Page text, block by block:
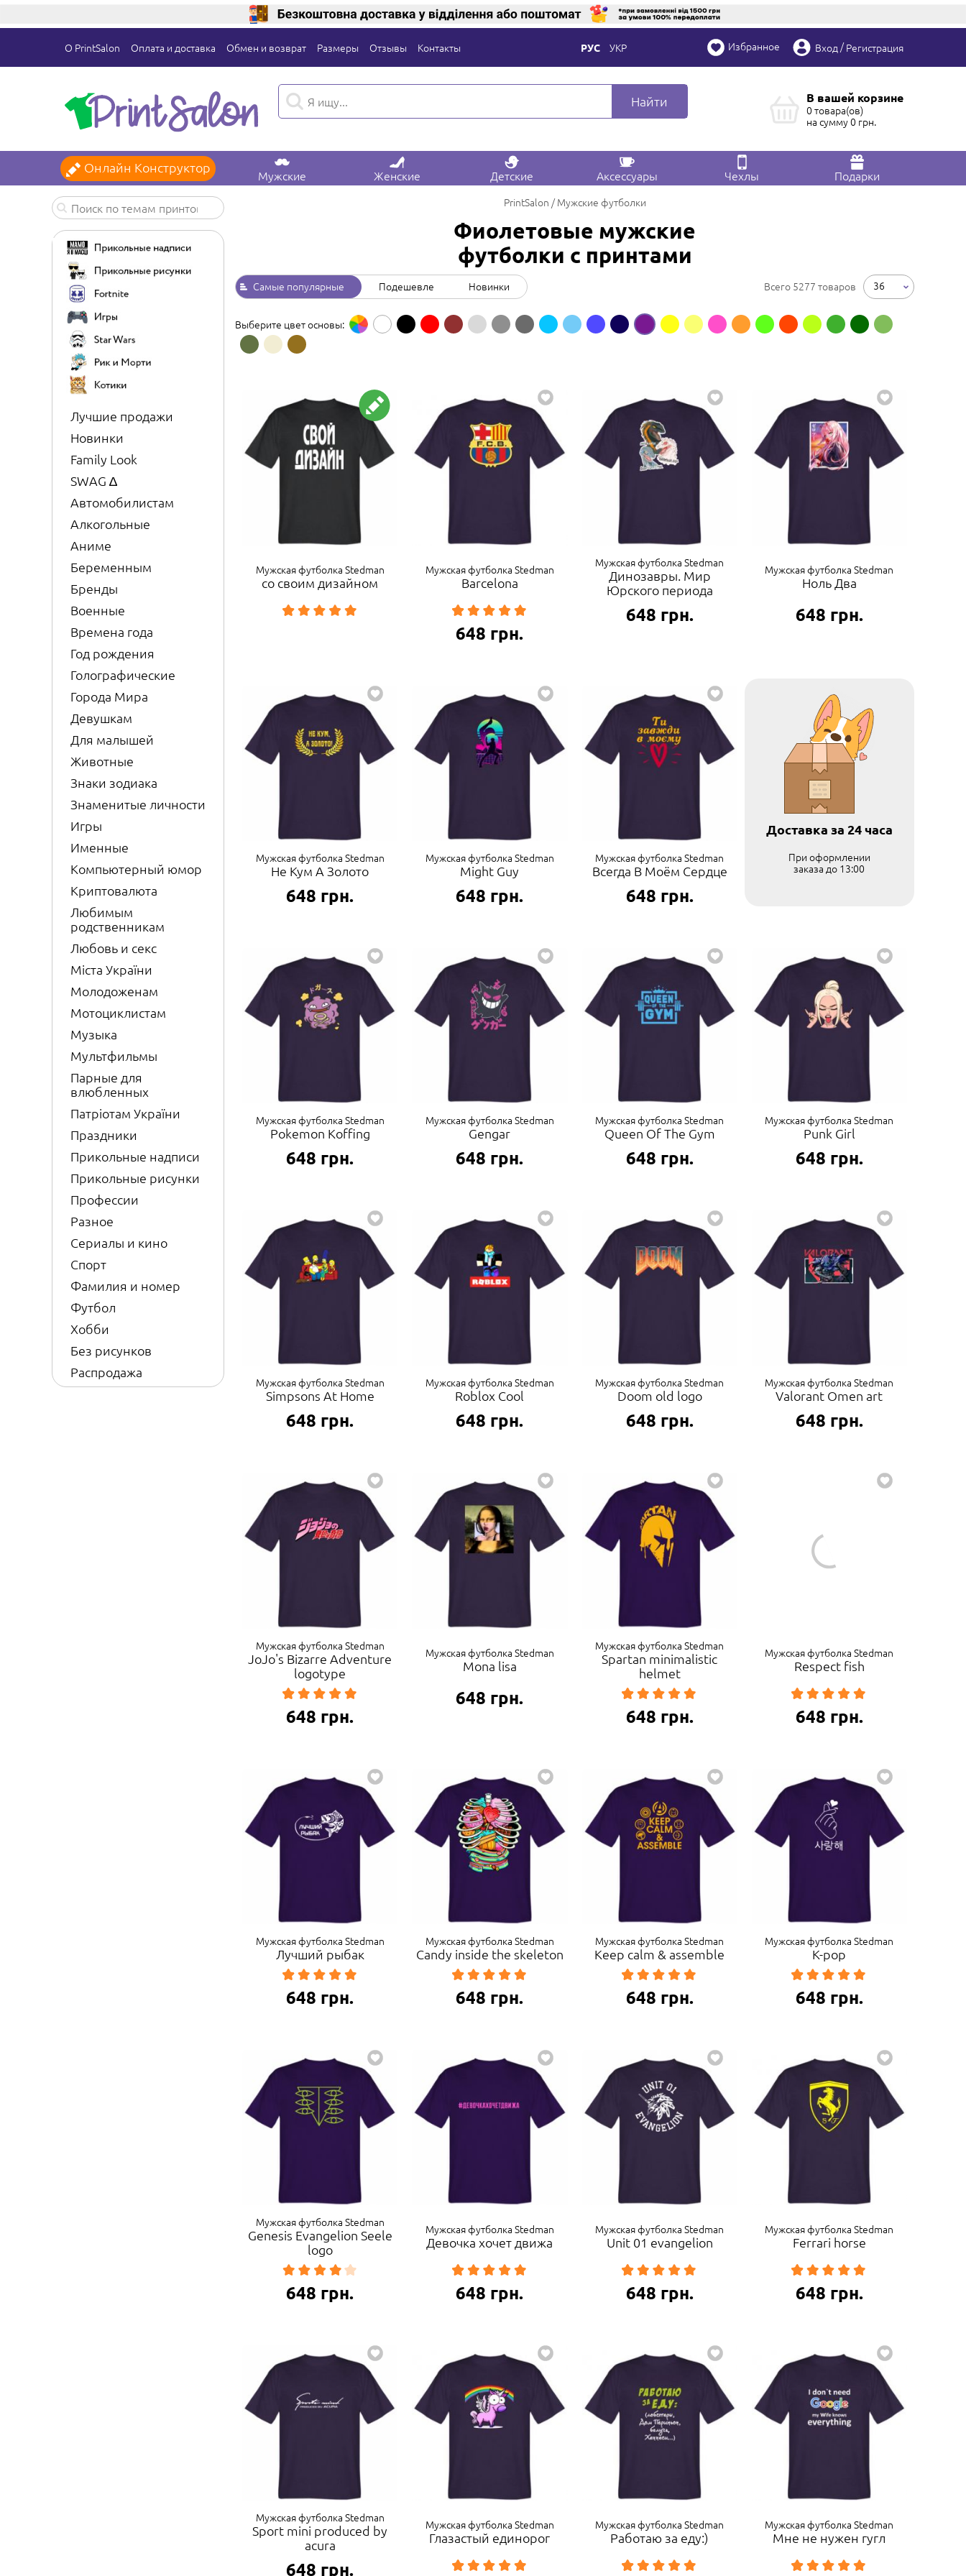
О PrintSalon Оплата и доставка Обмен и возврат Размеры Отзывы Контакты РУС УКР Избранное Вход /Регистрация
Найти В вашей корзине
0 товара(ов)
на сумму0 грн.
Онлайн Конструктор
Мужские Женские Детские Аксессуары Чехлы Подарки
Лучшие продажи
Новинки
Family Look
SWAG ∆
Автомобилистам
Алкогольные
Аниме
Беременным
Бренды
Военные
Времена года
Год рождения
Голографические
Города Мира
Девушкам
Для малышей
Животные
Знаки зодиака
Знаменитые личности
Игры
Именные
Компьютерный юмор
Криптовалюта
Любимым
родственникам
Любовь и секс
Міста України
Молодоженам
Мотоциклистам
Музыка
Мультфильмы
Парные для
влюбленных
Патріотам України
Праздники
Прикольные надписи
Прикольные рисунки
Профессии
Разное
Сериалы и кино
Спорт
Фамилия и номер
Футбол
Хобби
Без рисунков
Распродажа
PrintSalon Мужские футболки
Фиолетовые мужские
футболки с принтами
Самые популярные Подешевле Новинки Всего 5277 товаров 36
Выберите цвет основы:
Мужская футболка Stedman
со своим дизайном
Мужская футболка Stedman
Barcelona
648 грн.
Мужская футболка Stedman
Динозавры. Мир
Юрского периода
648 грн.
Мужская футболка Stedman
Ноль Два
648 грн.
Мужская футболка Stedman
Не Кум А Золото
648 грн.
Мужская футболка Stedman
Might Guy
648 грн.
Мужская футболка Stedman
Всегда В Моём Сердце
648 грн.
Доставка за 24 часа
При оформлении
заказа до 13:00
Мужская футболка Stedman
Pokemon Koffing
648 грн.
Мужская футболка Stedman
Gengar
648 грн.
Мужская футболка Stedman
Queen Of The Gym
648 грн.
Мужская футболка Stedman
Punk Girl
648 грн.
Мужская футболка Stedman
Simpsons At Home
648 грн.
Мужская футболка Stedman
Roblox Cool
648 грн.
Мужская футболка Stedman
Doom old logo
648 грн.
Мужская футболка Stedman
Valorant Omen art
648 грн.
Мужская футболка Stedman
JoJo's Bizarre Adventure
logotype
648 грн.
Мужская футболка Stedman
Mona lisa
648 грн.
Мужская футболка Stedman
Spartan minimalistic
helmet
648 грн.
Мужская футболка Stedman
Respect fish
648 грн.
Мужская футболка Stedman
Лучший рыбак
648 грн.
Мужская футболка Stedman
Сandy inside the skeleton
648 грн.
Мужская футболка Stedman
Keep calm & assemble
648 грн.
Мужская футболка Stedman
K-pop
648 грн.
Мужская футболка Stedman
Genesis Evangelion Seele
logo
648 грн.
Мужская футболка Stedman
Девочка хочет движа
648 грн.
Мужская футболка Stedman
Unit 01 evangelion
648 грн.
Мужская футболка Stedman
Ferrari horse
648 грн.
Мужская футболка Stedman
Sport mini produced by
acura
648 грн.
Мужская футболка Stedman
Глазастый единорог
Мужская футболка Stedman
Работаю за еду:)
Мужская футболка Stedman
Мне не нужен гугл